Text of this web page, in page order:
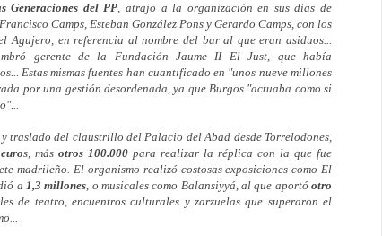
Generaciones del PP, atrajo a la organización en sus días de
Camps, Esteban González Pons y Gerardo Camps, con los
Agujero, en referencia al nombre del bar al que eran asiduos...
gerente de la Fundación Jaume II El Just, que había
Estas mismas fuentes han cuantificado en "unos nueve millones
por una gestión desordenada, ya que Burgos "actuaba como si
traslado del claustrillo del Palacio del Abad desde Torrelodones,
s, más otros 100.000 para realizar la réplica con la que fue
madrileño. El organismo realizó costosas exposiciones como El
a1,3 millones, o musicales como Balansiyyá,al que aportóotro
de teatro, encuentros culturales y zarzuelas que superaron el